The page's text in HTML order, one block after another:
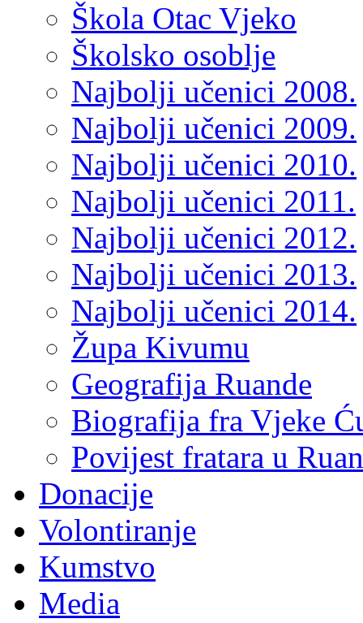
Škola Otac Vjeko
Školsko osoblje
Najbolji učenici 2008.
Najbolji učenici 2009.
Najbolji učenici 2010.
Najbolji učenici 2011.
Najbolji učenici 2012.
Najbolji učenici 2013.
Najbolji učenici 2014.
Župa Kivumu
Geografija Ruande
Biografija fra Vjeke
Povijest fratara u
Donacije
Volontiranje
Kumstvo
Media